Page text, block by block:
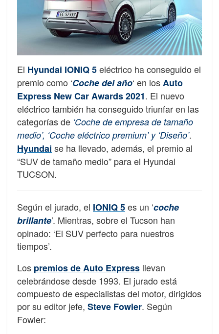
El Hyundai IONIQ 5eléctrico ha conseguido el
premio como ‘Coche del año‘ en losAuto
Express New Car Awards 2021. El nuevo
eléctrico también ha conseguido triunfar en las
categorías de ‘Coche de empresa de tamaño
medio’, ‘Coche eléctrico premium’ y ‘Diseño’.
Hyundai se ha llevado, además, el premio al
“SUV de tamaño medio” para el Hyundai
TUCSON.
Según el jurado, el IONIQ 5es un ‘coche
brillante’. Mientras, sobre el Tucson han
opinado: ‘El SUV perfecto para nuestros
tiempos’.
Los premios de Auto Express llevan
celebrándose desde 1993. El jurado está
compuesto de especialistas del motor, dirigidos
por su editor jefe, Steve Fowler. Según
Fowler: